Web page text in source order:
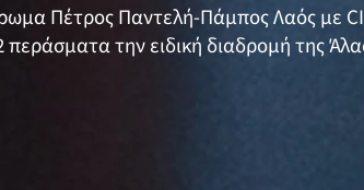
Πέτρος Παντελή-Πάμπος Λαός με
περάσματα την ειδική διαδρομή της